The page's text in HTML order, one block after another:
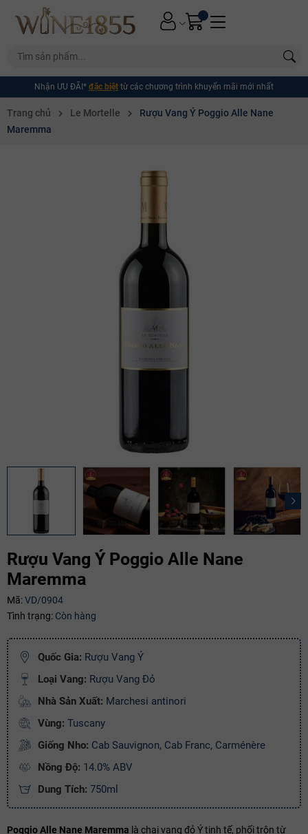
Nhận ƯU ĐÃI* đặc biệt từ các chương trình khuyến mãi mới nhất
Trang chủ Le Mortelle
Rượu Vang Ý Poggio Alle Nane
Maremma
Rượu Vang Ý Poggio Alle Nane
Maremma
Mã:VD/0904
Tình trạng: Còn hàng
Quốc Gia: Rượu Vang Ý
Loại Vang: Rượu Vang Đỏ
Nhà Sản Xuất: Marchesi antinori
Vùng: Tuscany
Giống Nho: Cab Sauvignon, Cab Franc, Carménère
Nồng Độ: 14.0% ABV
Dung Tích: 750ml
Poggio Alle Nane Maremma là chai vang đỏ Ý tinh tế, phối trộn từ
Mã giảm giá:
Điều kiện:
Copy mã và nhập mã ở trang THANH TOÁN